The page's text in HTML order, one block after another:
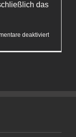
das
deaktiviertfür